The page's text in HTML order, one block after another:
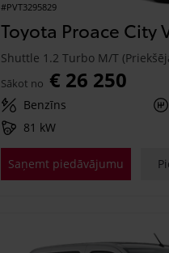
#PVT3295829
Toyota Proace City
Shuttle 1.2 Turbo M/T
Sākot no € 26 250
Benzīns
81 kW
Saņemt piedāvājumu